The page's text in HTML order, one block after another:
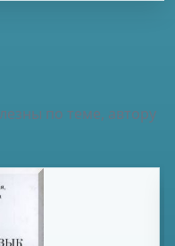
по теме, автору